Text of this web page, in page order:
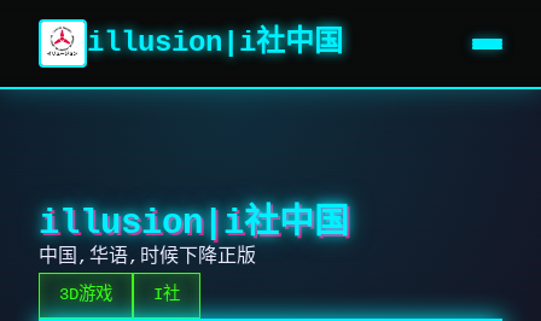
illusion|i社中国
illusion|i社中国
中国,华语,时候下降正版
3D游戏 I社